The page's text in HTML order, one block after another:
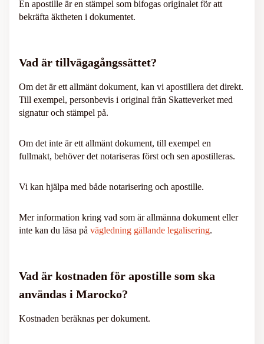
En apostille är en stämpel som bifogas originalet för att
bekräfta äktheten i dokumentet.
Vad är tillvägagångssättet?
Om det är ett allmänt dokument, kan vi apostillera det direkt.
Till exempel, personbevis i original från Skatteverket med
signatur och stämpel på.
Om det inte är ett allmänt dokument, till exempel en
fullmakt, behöver det notariseras först och sen apostilleras.
Vi kan hjälpa med både notarisering och apostille.
Mer information kring vad som är allmänna dokument eller
inte kan du läsa på vägledning gällande legalisering.
Vad är kostnaden för apostille som ska
användas i Marocko?
Kostnaden beräknas per dokument.